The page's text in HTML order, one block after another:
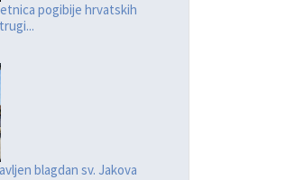
pogibije hrvatskih
blagdan sv. Jakova